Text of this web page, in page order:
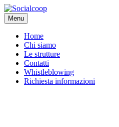
Menu
Home
Chi siamo
Le strutture
Contatti
Whistleblowing
Richiesta informazioni